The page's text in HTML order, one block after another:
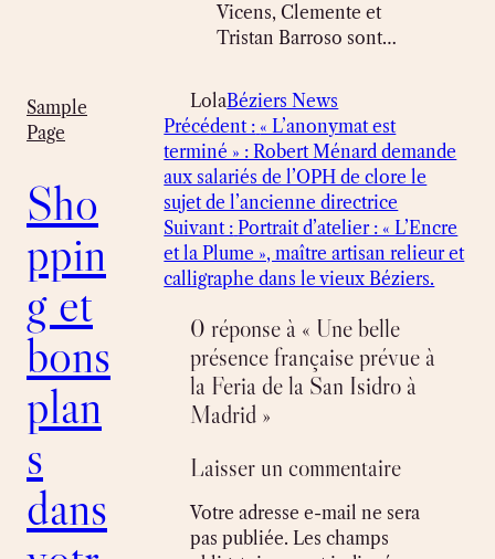
Sample
Page
Sho
ppin
g et
bons
plan
s
dans
Vicens, Clemente et
Tristan Barroso sont…
LolaBéziers News
Précédent : « L’anonymat est
terminé » : Robert Ménard demande
aux salariés de l’OPH de clore le
sujet de l’ancienne directrice
Suivant : Portrait d’atelier : « L’Encre
et la Plume », maître artisan relieur et
calligraphe dans le vieux Béziers.
0 réponse à « Une belle
présence française prévue à
la Feria de la San Isidro à
Madrid »
Laisser un commentaire
Votre adresse e-mail ne sera
pas publiée. Les champs